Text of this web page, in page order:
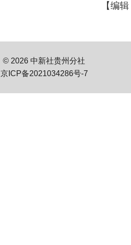
【编
© 2026 中新社贵州分社
京ICP备2021034286号-7